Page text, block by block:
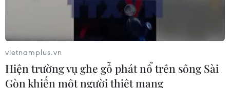
Đà Nẵng hoàn thành tháo gỡ gần
2.000 dự án tồn đọng, khơi thông
nguồn lực đất đai
vietnamplus.vn
Hiện trường vụ ghe gỗ phát nổ trên sông Sài
Gòn khiến một người thiệt mạng